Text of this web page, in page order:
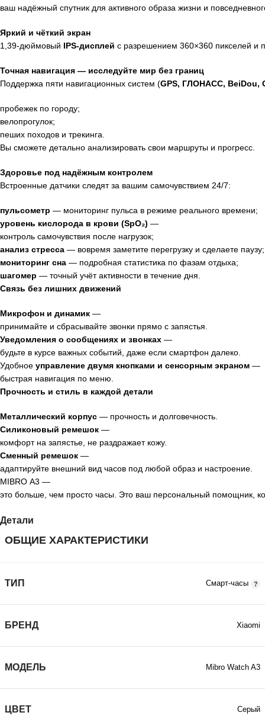
ваш надёжный спутник для активного образа жизни и
Яркий и чёткий экран
1,39‑дюймовый IPS‑дисплей с разрешением 360×360 пикселей и
Точная навигация — исследуйте мир без границ
Поддержка пяти навигационных систем (GPS, ГЛОНАСС, BeiDou,
пробежек по городу;
велопрогулок;
пеших походов и трекинга.
Вы сможете детально анализировать свои маршруты и прогресс.
Здоровье под надёжным контролем
Встроенные датчики следятза вашим самочувствием 24/7:
пульсометр — мониторинг пульса в режиме реального времени;
уровень кислорода в крови (SpO₂) —
контроль самочувствия после нагрузок;
анализ стресса — вовремя заметите перегрузку и сделаете паузу;
мониторинг сна — подробная статистика по фазам отдыха;
шагомер — точный учётактивности в течение дня.
Связь без лишних движений
Микрофон и динамик —
принимайте и сбрасывайте звонки прямо с запястья.
Уведомления о сообщениях и звонках —
будьте в курсе важных событий, даже если смартфон далеко.
Удобное управление двумя кнопками и сенсорным экраном —
быстрая навигация по меню.
Прочность и стиль в каждой детали
Металлический корпус — прочность и долговечность.
Силиконовый ремешок —
комфортна запястье, не раздражаеткожу.
Сменный ремешок —
адаптируйте внешний вид часов под любой образ и настроение.
MIBRO A3 —
это больше, чем просто часы. Это ваш персональный помощник,
Детали
ОБЩИЕ ХАРАКТЕРИСТИКИ
ТИП Смарт-часы
БРЕНД Xiaomi
МОДЕЛЬ Mibro Watch A3
ЦВЕТ Серый